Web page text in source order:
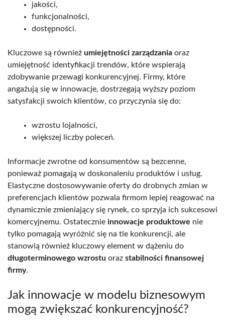
jakości,
funkcjonalności,
dostępności.
Kluczowe są również umiejętności zarządzania oraz
umiejętność identyfikacji trendów, które wspierają
zdobywanie przewagi konkurencyjnej. Firmy, które
angażują się w innowacje, dostrzegają wyższy poziom
satysfakcji swoich klientów, co przyczynia się do:
wzrostu lojalności,
większej liczby poleceń.
Informacje zwrotne od konsumentów są bezcenne,
ponieważ pomagają w doskonaleniu produktów i usług.
Elastyczne dostosowywanie oferty do drobnych zmian w
preferencjach klientów pozwala firmom lepiej reagować na
dynamicznie zmieniający się rynek, co sprzyja ich sukcesowi
komercyjnemu. Ostatecznie innowacje produktowe nie
tylko pomagają wyróżnić się na tle konkurencji, ale
stanowią również kluczowy element w dążeniu do
długoterminowego wzrostu oraz stabilności finansowej
firmy.
Jak innowacje w modelu biznesowym
mogą zwiększać konkurencyjność?